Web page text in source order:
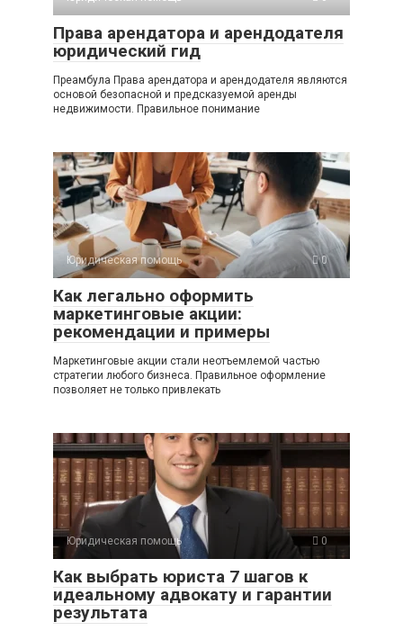
Права арендатора и арендодателя
юридический гид
Преамбула Права арендатора и арендодателя являются
основой безопасной и предсказуемой аренды
недвижимости. Правильное понимание
Юридическая помощь 0
Как легально оформить
маркетинговые акции:
рекомендации и примеры
Маркетинговые акции стали неотъемлемой частью
стратегии любого бизнеса. Правильное оформление
позволяет не только привлекать
Юридическая помощь 0
Как выбрать юриста 7 шагов к
идеальному адвокату и гарантии
результата